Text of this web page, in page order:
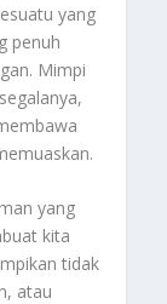
yang
penuh
Mimpi
yang
kita
tidak
atau